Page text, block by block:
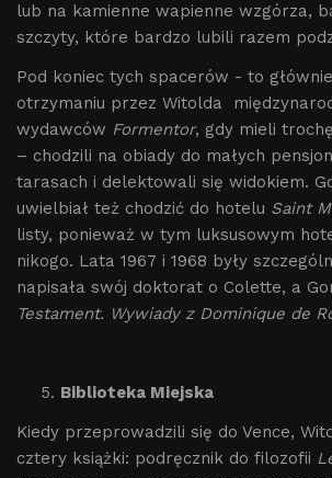
lub na kamienne wapienne wzgórza,
szczyty, które bardzo lubili razem
Pod koniec tych spacerów - to
otrzymaniu przez Witolda
wydawców Formentor, gdy mieli
– chodzili na obiady do małych
tarasach i delektowali się widokiem.
uwielbiał też chodzić do hotelu Saint
listy, ponieważ w tym luksusowym
nikogo. Lata 1967 i 1968 były
napisała swój doktorat o Colette, a
Testament. Wywiady z Dominique de
Biblioteka Miejska
Kiedy przeprowadzili się do Vence,
cztery książki: podręcznik do filozofii